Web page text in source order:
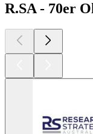
R.SA - 70er